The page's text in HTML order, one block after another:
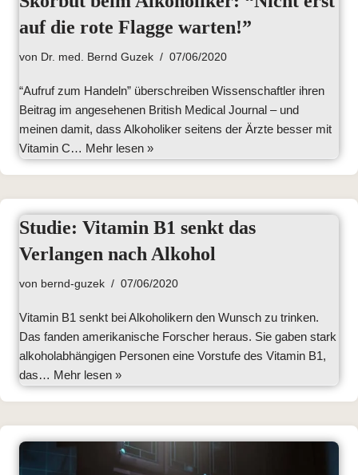
auf die rote Flagge warten!”
von Dr. med. Bernd Guzek 07/06/2020
“Aufruf zum Handeln” überschreiben Wissenschaftler ihren
Beitrag im angesehenen British Medical Journal – und
meinen damit, dass Alkoholiker seitens der Ärzte besser mit
Vitamin C… Mehr lesen »
Studie: Vitamin B1 senkt das
Verlangen nach Alkohol
von bernd-guzek 07/06/2020
Vitamin B1 senkt bei Alkoholikern den Wunsch zu trinken.
Das fanden amerikanische Forscher heraus. Sie gaben stark
alkoholabhängigen Personen eine Vorstufe des Vitamin B1,
das… Mehr lesen »